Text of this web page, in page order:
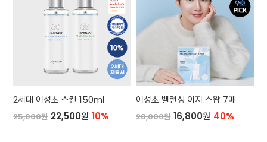
2세대 어성초 스킨 150ml
25,000원 22,500원 10%
어성초 밸런싱 이지 스왑 7매
28,000원 16,800원 40%